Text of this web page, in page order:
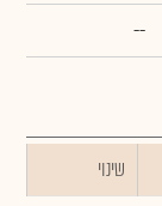
--
שינוי